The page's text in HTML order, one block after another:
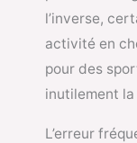
l’inverse,
activité en
pour des
inutilement
L’erreur